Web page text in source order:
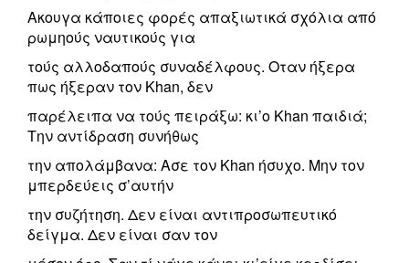
Ακουγα κάποιες φορές απαξιωτικά σχόλια από
ρωμηούς ναυτικούς για
τούς αλλοδαπούς συναδέλφους. Οταν ήξερα
πως ήξεραν τον Khan, δεν
παρέλειπα να τούς πειράξω: κι’ο Khan παιδιά;
Την αντίδραση συνήθως
την απολάμβανα: Ασε τον Khan ήσυχο. Μην τον
μπερδεύεις σ’αυτήν
την συζήτηση. Δεν είναι αντιπροσωπευτικό
δείγμα. Δεν είναι σαν τον